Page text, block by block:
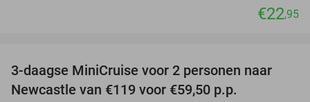
€22,95
50%
3-daagse MiniCruise voor 2 personen naar
Newcastle van €119 voor €59,50 p.p.